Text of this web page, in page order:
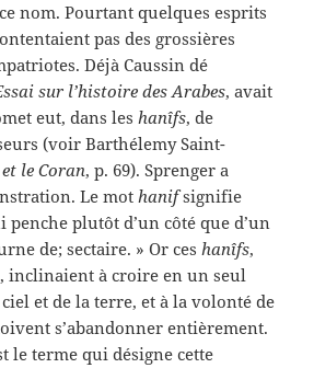
nom. Pourtant quelques esprits
pas des grossières
Déjà Caussin dé
sur l’histoire des Arabes, avait
eut, dans leshanîfs, de
(voir Barthélemy Saint-
le Coran, p. 69). Sprenger a
Le mothanifsignifie
plutôt d’un côté que d’un
de; sectaire. » Or ceshanîfs,
inclinaient à croire en un seul
et de la terre, et à la volonté de
s’abandonner entièrement.
le terme qui désigne cette